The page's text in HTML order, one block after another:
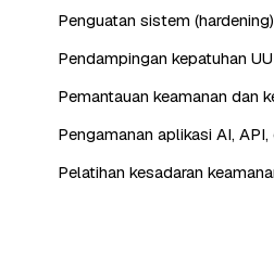
Penguatan sistem
Pendampingan kepatuhan
Pemantauan keamanan dan
Pengamanan aplikasi AI,
Pelatihan kesadaran